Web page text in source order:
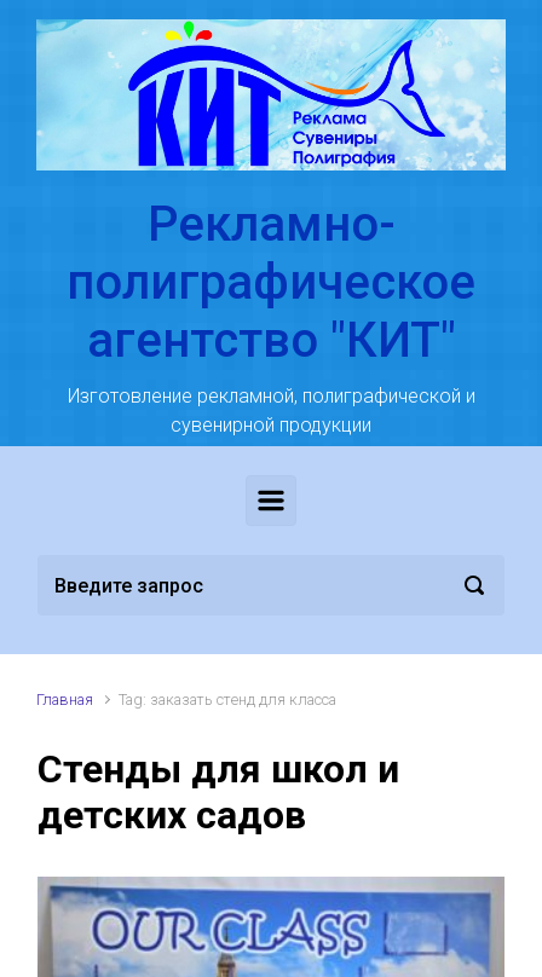
Skip to main content
Рекламно-
полиграфическое
агентство "КИТ"
Изготовление рекламной, полиграфической и
сувенирной продукции
Главная Tag: заказать стенд для класса
Стенды для школ и
детских садов